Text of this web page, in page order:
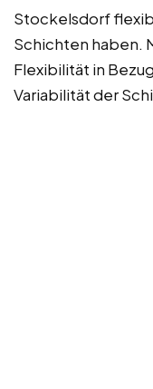
Stockelsdorf
Schichten haben.
Flexibilität in
Variabilität der